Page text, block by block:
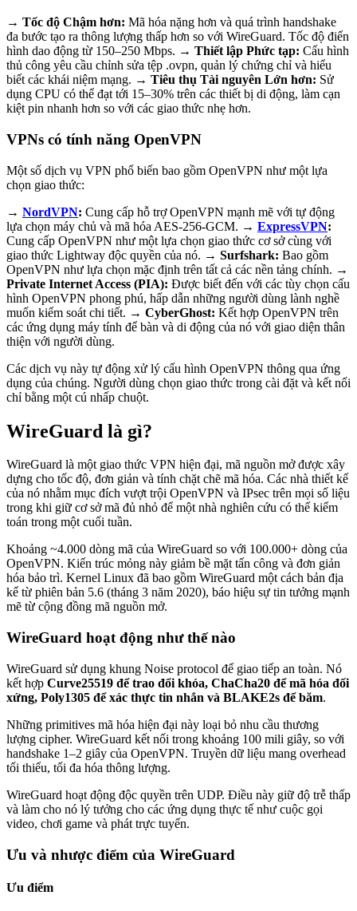
→ Tốc độ Chậm hơn: Mã hóa nặng hơn và quá trình handshake
đa bước tạo ra thông lượng thấp hơn so với WireGuard. Tốc độ điển
hình dao động từ 150–250 Mbps. → Thiết lập Phức tạp: Cấu hình
thủ công yêu cầu chỉnh sửa tệp .ovpn, quản lý chứng chỉ và hiểu
biết các khái niệm mạng. → Tiêu thụ Tài nguyên Lớn hơn: Sử
dụng CPU có thể đạt tới 15–30% trên các thiết bị di động, làm cạn
kiệt pin nhanh hơn so với các giao thức nhẹ hơn.
VPNs có tính năng OpenVPN
Một số dịch vụ VPN phổ biến bao gồm OpenVPN như một lựa
chọn giao thức:
→ NordVPN: Cung cấp hỗ trợ OpenVPN mạnh mẽ với tự động
lựa chọn máy chủ và mã hóa AES-256-GCM. → ExpressVPN:
Cung cấp OpenVPN như một lựa chọn giao thức cơ sở cùng với
giao thức Lightway độc quyền của nó. → Surfshark: Bao gồm
OpenVPN như lựa chọn mặc định trên tất cả các nền tảng chính. →
Private Internet Access (PIA): Được biết đến với các tùy chọn cấu
hình OpenVPN phong phú, hấp dẫn những người dùng lành nghề
muốn kiểm soát chi tiết. → CyberGhost: Kết hợp OpenVPN trên
các ứng dụng máy tính để bàn và di động của nó với giao diện thân
thiện với người dùng.
Các dịch vụ này tự động xử lý cấu hình OpenVPN thông qua ứng
dụng của chúng. Người dùng chọn giao thức trong cài đặt và kết nối
chỉ bằng một cú nhấp chuột.
WireGuard là gì?
WireGuard là một giao thức VPN hiện đại, mã nguồn mở được xây
dựng cho tốc độ, đơn giản và tính chặt chẽ mã hóa. Các nhà thiết kế
của nó nhằm mục đích vượt trội OpenVPN và IPsec trên mọi số liệu
trong khi giữ cơ sở mã đủ nhỏ để một nhà nghiên cứu có thể kiểm
toán trong một cuối tuần.
Khoảng ~4.000 dòng mã của WireGuard so với 100.000+ dòng của
OpenVPN. Kiến trúc mỏng này giảm bề mặt tấn công và đơn giản
hóa bảo trì. Kernel Linux đã bao gồm WireGuard một cách bản địa
kể từ phiên bản 5.6 (tháng 3 năm 2020), báo hiệu sự tin tưởng mạnh
mẽ từ cộng đồng mã nguồn mở.
WireGuard hoạt động như thế nào
WireGuard sử dụng khung Noise protocol để giao tiếp an toàn. Nó
kết hợp Curve25519 để trao đổi khóa, ChaCha20 để mã hóa đối
xứng, Poly1305 để xác thực tin nhắn và BLAKE2s để băm.
Những primitives mã hóa hiện đại này loại bỏ nhu cầu thương
lượng cipher. WireGuard kết nối trong khoảng 100 mili giây, so với
handshake 1–2 giây của OpenVPN. Truyền dữ liệu mang overhead
tối thiểu, tối đa hóa thông lượng.
WireGuard hoạt động độc quyền trên UDP. Điều này giữ độ trễ thấp
và làm cho nó lý tưởng cho các ứng dụng thực tế như cuộc gọi
video, chơi game và phát trực tuyến.
Ưu và nhược điểm của WireGuard
Ưu điểm